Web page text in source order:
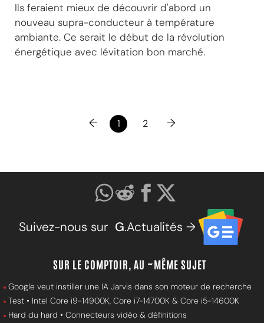
Ils feraient mieux de découvrir d'abord un
nouveau supra-conducteur à température
ambiante. Ce serait le début de la révolution
énergétique avec lévitation bon marché.
← 1 2 →
Suivez-nous sur G.Actualités →
SUR LE COMPTOIR, AU ~MÊME SUJET
Google veut instiller une IA Jarvis dans son moteur de recherche
Test • Intel Core i9-14900K, Core i7-14700K & Core i5-14600K
Hard du hard • Connecteurs vidéo & définitions